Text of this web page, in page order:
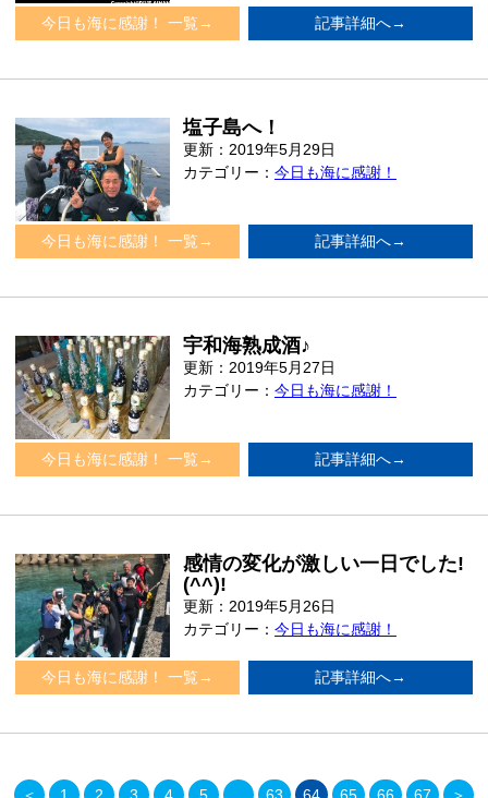
今日も海に感謝！ 一覧→ 記事詳細へ→
塩子島へ！
更新：2019年5月29日
カテゴリー： 今日も海に感謝！
今日も海に感謝！ 一覧→ 記事詳細へ→
宇和海熟成酒♪
更新：2019年5月27日
カテゴリー： 今日も海に感謝！
今日も海に感謝！ 一覧→ 記事詳細へ→
感情の変化が激しい一日でした!
(^^)!
更新：2019年5月26日
カテゴリー： 今日も海に感謝！
今日も海に感謝！ 一覧→ 記事詳細へ→